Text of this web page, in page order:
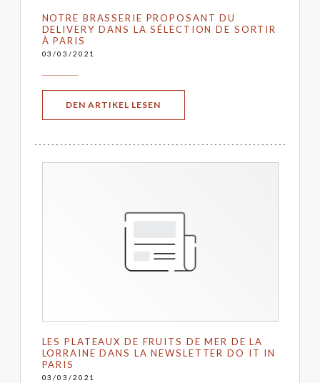
NOTRE BRASSERIE PROPOSANT DU
DELIVERY DANS LA SÉLECTION DE SORTIR
À PARIS
03/03/2021
DEN ARTIKEL LESEN
LES PLATEAUX DE FRUITS DE MER DE LA
LORRAINE DANS LA NEWSLETTER DO IT IN
PARIS
03/03/2021